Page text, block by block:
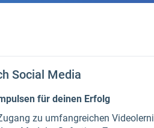
Social Media
für deinen Erfolg
zu umfangreichen